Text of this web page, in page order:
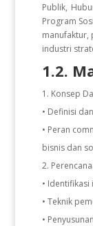
Publik,
Program
manufaktur,
industri
1.2.
Konsep
• Definisi
• Peran
bisnis dan
•
• Teknik
•